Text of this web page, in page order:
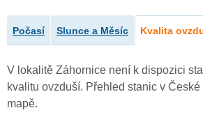
Počasí Slunce a Měsíc Kvalita
V lokalitě Záhornice není k dispozici
kvalitu ovzduší. Přehled stanic v
mapě.